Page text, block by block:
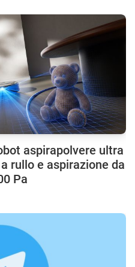
aspirapolvere ultra
rullo e aspirazione da
Pa